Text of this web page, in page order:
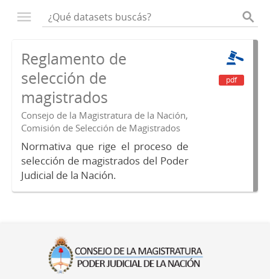
Reglamento de
selección de
magistrados
Consejo de la Magistratura de la Nación,
Comisión de Selección de Magistrados
Normativa que rige el proceso de
selección de magistrados del Poder
Judicial de la Nación.
pdf